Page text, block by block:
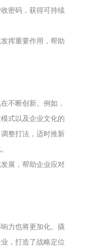
密码，获得可持续
挥重要作用，帮助
不断创新。例如，
式以及企业文化的
整打法，适时推新
展，帮助企业应对
力也将更加化。撬
，打造了战略定位